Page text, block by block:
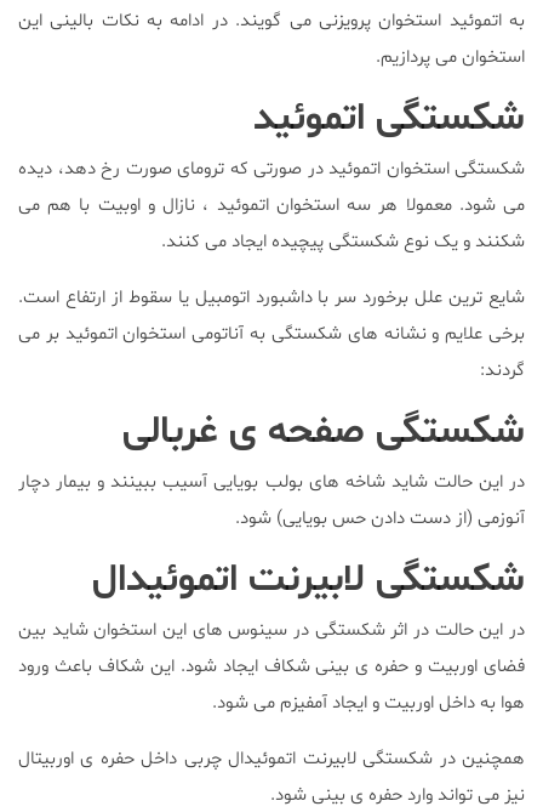
به اتموئید استخوان پرویزنی می گویند. در ادامه به نکات بالینی این
استخوان می پردازیم.
شکستگی اتموئید
شکستگی استخوان اتموئید در صورتی که ترومای صورت رخ دهد، دیده
می شود. معمولا هر سه استخوان اتموئید ، نازال و اوبیت با هم می
شکنند و یک نوع شکستگی پیچیده ایجاد می کنند.
شایع ترین علل برخورد سر با داشبورد اتومبیل یا سقوط از ارتفاع است.
برخی علایم و نشانه های شکستگی به آناتومی استخوان اتموئید بر می
گردند:
شکستگی صفحه ی غربالی
در این حالت شاید شاخه های بولب بویایی آسیب ببینند و بیمار دچار
آنوزمی (از دست دادن حس بویایی) شود.
شکستگی لابیرنت اتموئیدال
در این حالت در اثر شکستگی در سینوس های این استخوان شاید بین
فضای اوربیت و حفره ی بینی شکاف ایجاد شود. این شکاف باعث ورود
هوا به داخل اوربیت و ایجاد آمفیزم می شود.
همچنین در شکستگی لابیرنت اتموئیدال چربی داخل حفره ی اوربیتال
نیز می تواند وارد حفره ی بینی شود.